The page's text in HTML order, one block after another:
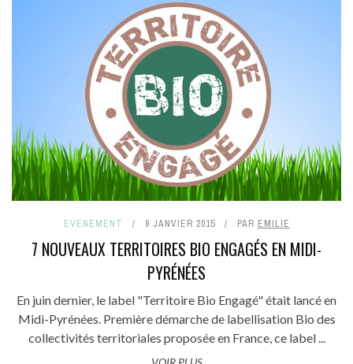
EVENEMENT 9 JANVIER 2015 PAR EMILIE
7 NOUVEAUX TERRITOIRES BIO ENGAGÉS EN MIDI-
PYRÉNÉES
En juin dernier, le label "Territoire Bio Engagé" était lancé en
Midi-Pyrénées. Première démarche de labellisation Bio des
collectivités territoriales proposée en France, ce label ...